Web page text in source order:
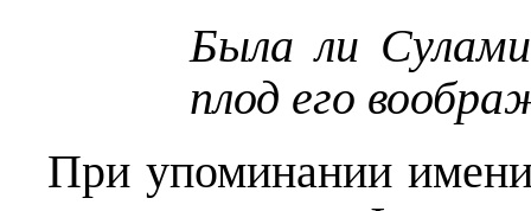
Была ли
плод его
При упоминании